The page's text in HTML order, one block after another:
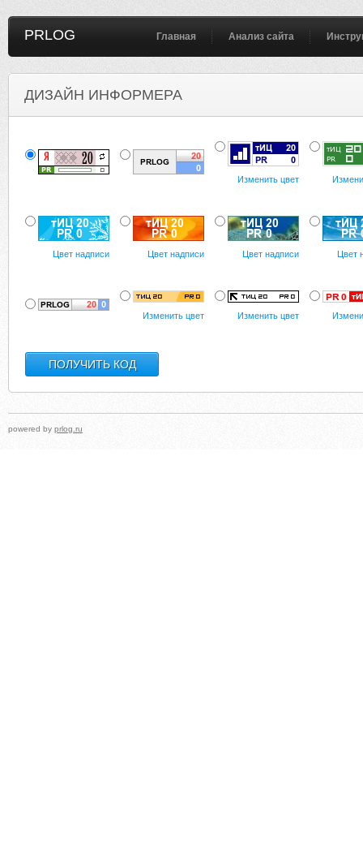
PRLOG Главная Анализ сайта
ДИЗАЙН ИНФОРМЕРА
Изменить цвет
Цвет надписи Цвет надписи Цвет надписи Цвет
Изменить цвет Изменить цвет
powered by prlog.ru